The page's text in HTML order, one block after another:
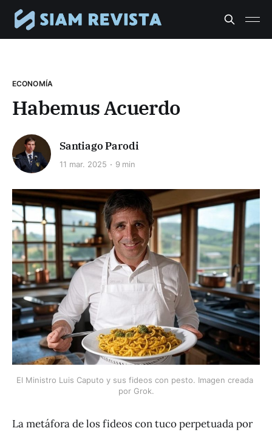
ECONOMÍA
Habemus Acuerdo
Santiago Parodi
11 mar. 2025 9 min
El Ministro Luis Caputo y sus fideos con pesto. Imagen creada
por Grok.
La metáfora de los fideos con tuco perpetuada por